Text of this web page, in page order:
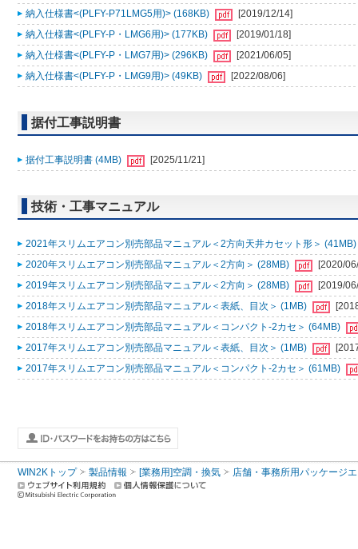
納入仕様書<(PLFY-P71LMG5用)> (168KB)
[2019/12/14]
納入仕様書<(PLFY-P・LMG6用)> (177KB)
[2019/01/18]
納入仕様書<(PLFY-P・LMG7用)> (296KB)
[2021/06/05]
納入仕様書<(PLFY-P・LMG9用)> (49KB)
[2022/08/06]
据付工事説明書
据付工事説明書 (4MB) [2025/11/21]
技術・工事マニュアル
2021年スリムエアコン別売部品マニュアル＜2方向天井カセット形＞ (41MB)
2020年スリムエアコン別売部品マニュアル＜2方向＞ (28MB)
[2020/
2019年スリムエアコン別売部品マニュアル＜2方向＞ (28MB)
[2019/
2018年スリムエアコン別売部品マニュアル＜表紙、目次＞ (1MB)
2018年スリムエアコン別売部品マニュアル＜コンパクト-2カセ＞ (64MB)
2017年スリムエアコン別売部品マニュアル＜表紙、目次＞ (1MB)
2017年スリムエアコン別売部品マニュアル＜コンパクト-2カセ＞ (61MB)
WIN2Kトップ 製品情報 [業務用]空調・換気 店舗・事務所用パッケージ